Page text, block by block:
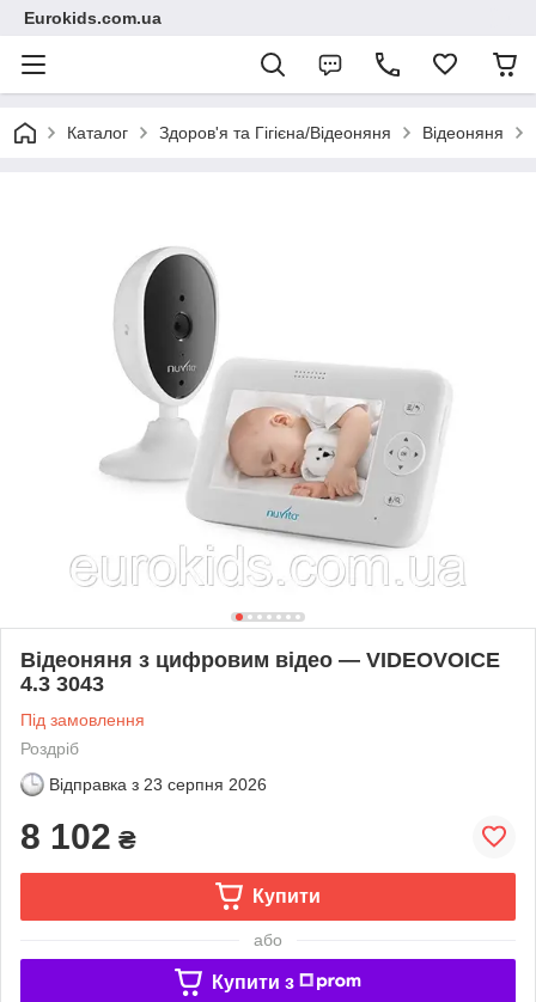
Eurokids.com.ua
Каталог Здоров'я та Гігієна/Відеоняня Відеоняня
Відеоняня з цифровим відео — VIDEOVOICE
4.3 3043
Під замовлення
Роздріб
Відправка з 23 серпня 2026
8 102 ₴
Купити
або
Купити з